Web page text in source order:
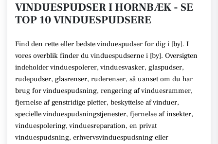
VINDUESPUDSER I HORNBÆK - SE
TOP 10 VINDUESPUDSERE
Find den rette eller bedste vinduespudser for dig i [by]. I
vores overblik finder du vinduespudserne i [by]. Oversigten
indeholder vinduespolerer, vinduesvasker, glaspudser,
rudepudser, glasrenser, ruderenser, så uanset om du har
brug for vinduespudsning, rengøring af vinduesrammer,
fjernelse af genstridige pletter, beskyttelse af vinduer,
specielle vinduespudsningstjenester, fjernelse af insekter,
vinduespolering, vinduesreparation, en privat
vinduespudsning, erhvervsvinduespudsning eller